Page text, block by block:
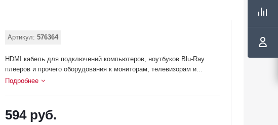
Артикул: 576364
HDMI кабель для подключений компьютеров, ноутбуков Blu-Ray
плееров и прочего оборудования к мониторам, телевизорам и...
Подробнее
594 руб.